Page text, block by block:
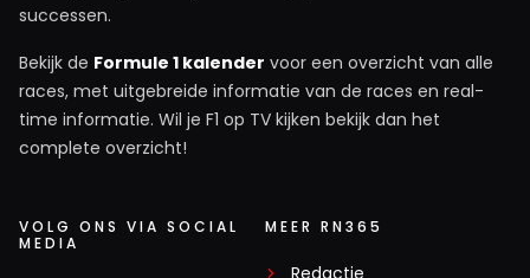
successen.
Bekijk de Formule 1 kalender voor een overzicht van alle
races, met uitgebreide informatie van de races en real-
time informatie. Wil je F1 op TV kijken bekijk dan het
complete overzicht!
VOLG ONS VIA SOCIAL
MEDIA
MEER RN365
Redactie